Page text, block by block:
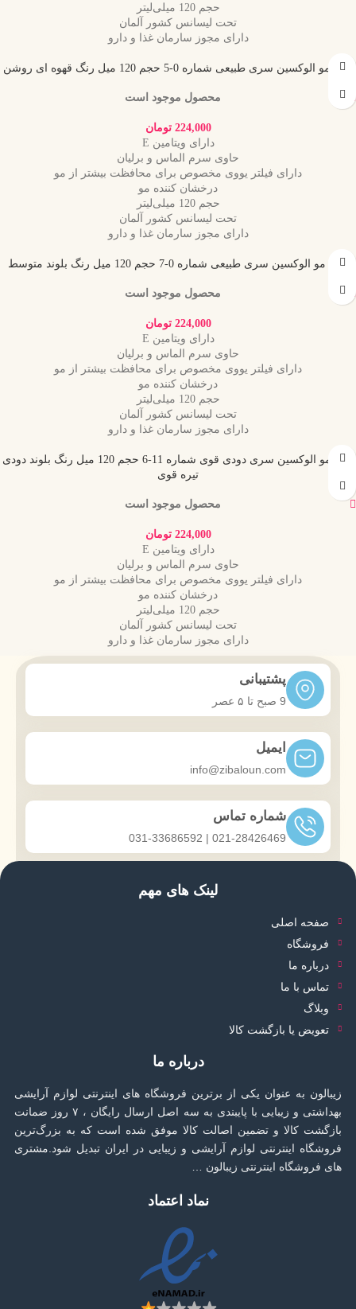
حجم 120 میلی‌لیتر
تحت لیسانس کشور آلمان
دارای مجوز سارمان غذا و دارو
رنگ مو الوکسین سری طبیعی شماره 0-5 حجم 120 میل رنگ قهوه ای روشن
محصول موجود است
224,000 تومان
دارای ویتامین E
حاوی سرم الماس و برلیان
دارای فیلتر یووی مخصوص برای محافظت بیشتر از مو
درخشان کننده مو
حجم 120 میلی‌لیتر
تحت لیسانس کشور آلمان
دارای مجوز سارمان غذا و دارو
رنگ مو الوکسین سری طبیعی شماره 0-7 حجم 120 میل رنگ بلوند متوسط
محصول موجود است
224,000 تومان
دارای ویتامین E
حاوی سرم الماس و برلیان
دارای فیلتر یووی مخصوص برای محافظت بیشتر از مو
درخشان کننده مو
حجم 120 میلی‌لیتر
تحت لیسانس کشور آلمان
دارای مجوز سارمان غذا و دارو
رنگ مو الوکسین سری دودی قوی شماره 11-6 حجم 120 میل رنگ بلوند دودی
تیره قوی
محصول موجود است
224,000 تومان
دارای ویتامین E
حاوی سرم الماس و برلیان
دارای فیلتر یووی مخصوص برای محافظت بیشتر از مو
درخشان کننده مو
حجم 120 میلی‌لیتر
تحت لیسانس کشور آلمان
دارای مجوز سارمان غذا و دارو
پشتیبانی
9 صبح تا ۵ عصر
ایمیل
info@zibaloun.com
شماره تماس
021-28426469 | 031-33686592
لینک های مهم
صفحه اصلی
فروشگاه
درباره ما
تماس با ما
وبلاگ
تعویض یا بازگشت کالا
درباره ما
زیبالون به عنوان یکی از برترین فروشگاه های اینترنتی لوازم آرایشی
بهداشتی و زیبایی با پایبندی به سه اصل ارسال رایگان ، ۷ روز ضمانت
بازگشت کالا و تضمین اصالت کالا موفق شده است که به بزرگ‌ترین
فروشگاه اینترنتی لوازم آرایشی و زیبایی در ایران تبدیل شود.مشتری
های فروشگاه اینترنتی زیبالون …
نماد اعتماد